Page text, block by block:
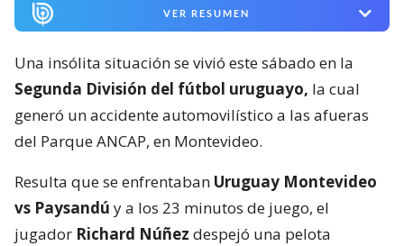
VER RESUMEN
Una insólita situación se vivió este sábado en la
Segunda División del fútbol uruguayo, la cual
generó un accidente automovilístico a las afueras
del Parque ANCAP, en Montevideo.
Resulta que se enfrentaban Uruguay Montevideo
vs Paysandú y a los 23 minutos de juego, el
jugador Richard Núñez despejó una pelota